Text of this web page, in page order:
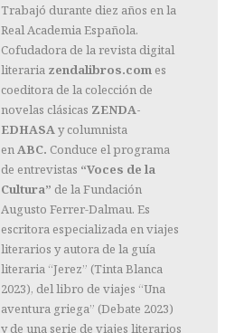
Trabajó durante diez años en la
Real Academia Española.
Cofudadora de la revista digital
literaria zendalibros.com es
coeditora de la colección de
novelas clásicas ZENDA-
EDHASAy columnista
enABC. Conduce el programa
de entrevistas “Voces de la
Cultura” de la Fundación
Augusto Ferrer-Dalmau. Es
escritora especializada en viajes
literarios y autora de la guía
literaria “Jerez” (Tinta Blanca
2023), del libro de viajes “Una
aventura griega” (Debate 2023)
y de una serie de viajes literarios